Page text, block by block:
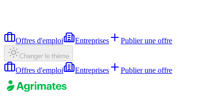
Offres d'emploi Entreprises Publier une offre
Changer le thème
Offres d'emploi Entreprises Publier une offre